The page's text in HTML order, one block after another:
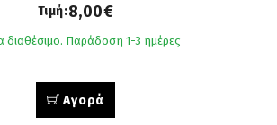
Τιμή:8,00€
διαθέσιμο. Παράδοση 1-3 ημέρες
Αγορά